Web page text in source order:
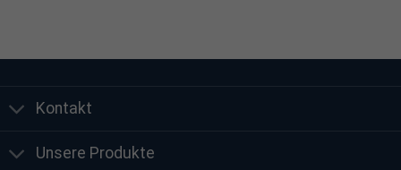
Kontakt
Unsere Produkte